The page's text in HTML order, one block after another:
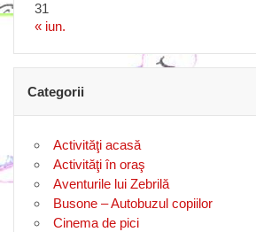
31
« iun.
Categorii
Activităţi acasă
Activităţi în oraş
Aventurile lui Zebrilă
Busone – Autobuzul copiilor
Cinema de pici